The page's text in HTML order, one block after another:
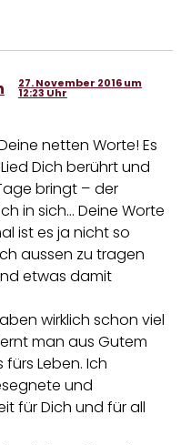
27. November 2016 um
12:23 Uhr
netten Worte! Es
Dich berührt und
bringt – der
in sich… Deine Worte
ist es ja nicht so
aussen zu tragen
etwas damit
wirklich schon viel
man aus Gutem
Leben. Ich
und
für Dich und für all